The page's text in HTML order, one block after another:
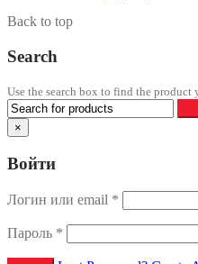
Back to top
Search
Use the search box to find the product
×
Войти
Логин или email *
Пароль *